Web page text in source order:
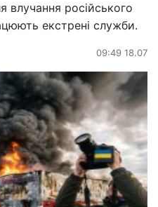
влучання російського
екстрені служби.
09:49 18.07